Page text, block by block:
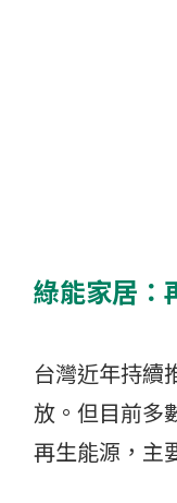
綠能家居：
台灣近年持續
放。但目前多
再生能源，主